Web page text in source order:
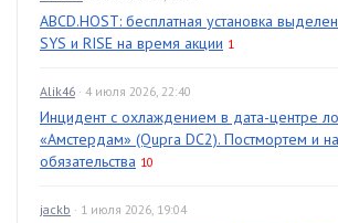
ABCD.HOST: бесплатная установка
SYS и RISE на время акции 1
Alik46 · 4 июля 2026, 22:40
Инцидент с охлаждением в дата-центре
«Амстердам» (Qupra DC2). Постмортем и
обязательства 10
jackb · 1 июля 2026, 19:04